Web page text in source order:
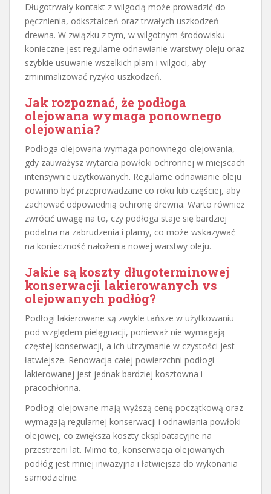
Długotrwały kontakt z wilgocią może prowadzić do
pęcznienia, odkształceń oraz trwałych uszkodzeń
drewna. W związku z tym, w wilgotnym środowisku
konieczne jest regularne odnawianie warstwy oleju oraz
szybkie usuwanie wszelkich plam i wilgoci, aby
zminimalizować ryzyko uszkodzeń.
Jak rozpoznać, że podłoga
olejowana wymaga ponownego
olejowania?
Podłoga olejowana wymaga ponownego olejowania,
gdy zauważysz wytarcia powłoki ochronnej w miejscach
intensywnie użytkowanych. Regularne odnawianie oleju
powinno być przeprowadzane co roku lub częściej, aby
zachować odpowiednią ochronę drewna. Warto również
zwrócić uwagę na to, czy podłoga staje się bardziej
podatna na zabrudzenia i plamy, co może wskazywać
na konieczność nałożenia nowej warstwy oleju.
Jakie są koszty długoterminowej
konserwacji lakierowanych vs
olejowanych podłóg?
Podłogi lakierowane są zwykle tańsze w użytkowaniu
pod względem pielęgnacji, ponieważ nie wymagają
częstej konserwacji, a ich utrzymanie w czystości jest
łatwiejsze. Renowacja całej powierzchni podłogi
lakierowanej jest jednak bardziej kosztowna i
pracochłonna.
Podłogi olejowane mają wyższą cenę początkową oraz
wymagają regularnej konserwacji i odnawiania powłoki
olejowej, co zwiększa koszty eksploatacyjne na
przestrzeni lat. Mimo to, konserwacja olejowanych
podłóg jest mniej inwazyjna i łatwiejsza do wykonania
samodzielnie.